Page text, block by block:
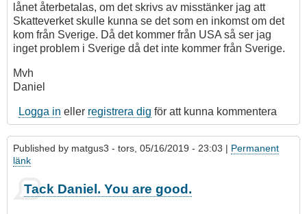
lånet återbetalas, om det skrivs av misstänker jag att
Skatteverket skulle kunna se det som en inkomst om det
kom från Sverige. Då det kommer från USA så ser jag
inget problem i Sverige då det inte kommer från Sverige.
Mvh
Daniel
Logga in eller registrera dig för att kunna kommentera
Published by matgus3 - tors, 05/16/2019 - 23:03 | Permanent
länk
Tack Daniel. You are good.